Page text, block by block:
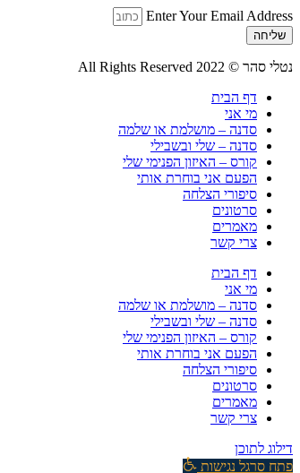
Enter Your Email Address
שליחה
נטלי סהר © All Rights Reserved 2022
דף הבית
מי אני
סדנה – מושלמת או שלמה
סדנה – שלי ובשבילי
קורס – האיזון הפנימי שלי
הפעם אני בוחרת אותי
סיפורי הצלחה
סרטונים
מאמרים
צרי קשר
דף הבית
מי אני
סדנה – מושלמת או שלמה
סדנה – שלי ובשבילי
קורס – האיזון הפנימי שלי
הפעם אני בוחרת אותי
סיפורי הצלחה
סרטונים
מאמרים
צרי קשר
דילוג לתוכן
פתח סרגל נגישות